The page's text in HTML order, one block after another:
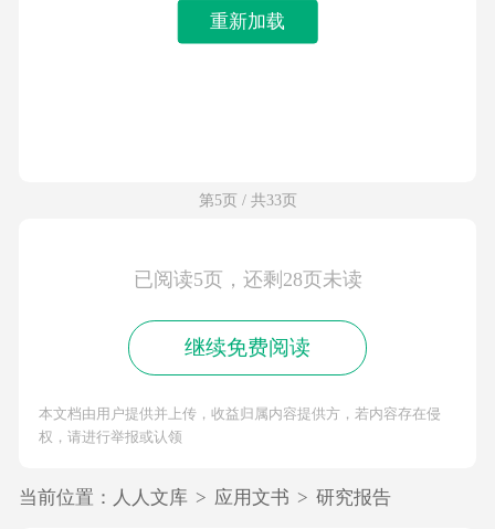
重新加载
第5页 / 共33页
已阅读5页，还剩28页未读
继续免费阅读
本文档由用户提供并上传，收益归属内容提供方，若内容存在侵
权，请进行举报或认领
当前位置： 人人文库 > 应用文书 > 研究报告